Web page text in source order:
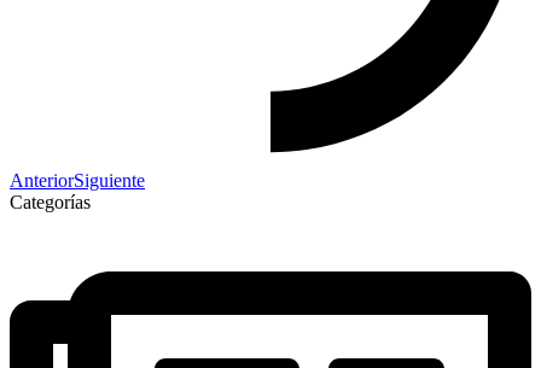
AnteriorSiguiente
Categorías